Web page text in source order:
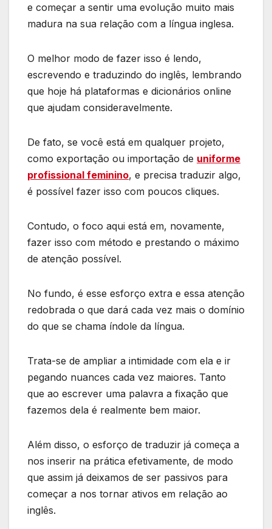
e começar a sentir uma evolução muito mais
madura na sua relação com a língua inglesa.
O melhor modo de fazer isso é lendo,
escrevendo e traduzindo do inglês, lembrando
que hoje há plataformas e dicionários online
que ajudam consideravelmente.
De fato, se você está em qualquer projeto,
como exportação ou importação de uniforme
profissional feminino, e precisa traduzir algo,
é possível fazer isso com poucos cliques.
Contudo, o foco aqui está em, novamente,
fazer isso com método e prestando o máximo
de atenção possível.
No fundo, é esse esforço extra e essa atenção
redobrada o que dará cada vez mais o domínio
do que se chama índole da língua.
Trata-se de ampliar a intimidade com ela e ir
pegando nuances cada vez maiores. Tanto
que ao escrever uma palavra a fixação que
fazemos dela é realmente bem maior.
Além disso, o esforço de traduzir já começa a
nos inserir na prática efetivamente, de modo
que assim já deixamos de ser passivos para
começar a nos tornar ativos em relação ao
inglês.